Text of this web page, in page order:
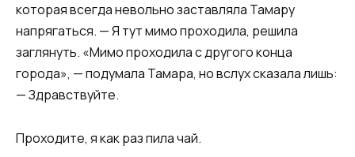
которая всегда невольно заставляла Тамару
напрягаться. — Я тут мимо проходила, решила
заглянуть. «Мимо проходила с другого конца
города», — подумала Тамара, но вслух сказала лишь:
— Здравствуйте.
Проходите, я как раз пила чай.